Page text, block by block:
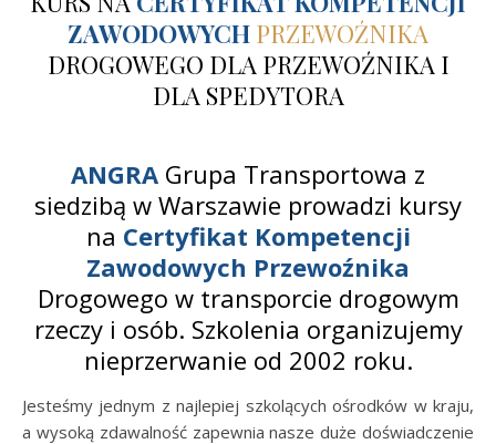
ZAWODOWYCH PRZEWOŹNIKA
DROGOWEGO DLA PRZEWOŹNIKA I
DLA SPEDYTORA
ANGRA Grupa Transportowa z
siedzibą w Warszawie prowadzi kursy
na Certyfikat Kompetencji
Zawodowych Przewoźnika
Drogowego w transporcie drogowym
rzeczy i osób. Szkolenia organizujemy
nieprzerwanie od 2002 roku.
Jesteśmy jednym z najlepiej szkolących ośrodków w kraju,
a wysoką zdawalność zapewnia nasze duże doświadczenie